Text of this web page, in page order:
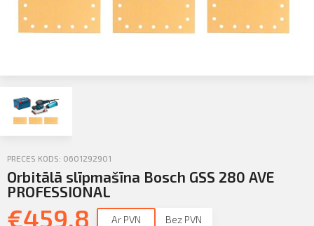
KLIENTU PORTĀLS
Iziet
PRECES KODS: 0601292901
Orbitālā slīpmašīna Bosch GSS 280 AVE
PROFESSIONAL
€459.8 Ar PVN Bez PVN